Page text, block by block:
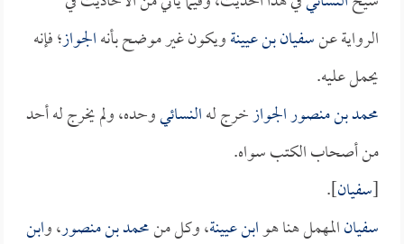
الرواية عنسفيان بن عيينةويكون غير موضح بأنهالجواز؛ فإنه
يحمل عليه.
محمد بن منصور الجوازخرج لهالنسائيوحده، ولم يخرج له أحد
من أصحاب الكتب سواه.
[سفيان].
سفيانالمهمل هنا هوابن عيينة، وكل منمحمد بن منصور، وابن